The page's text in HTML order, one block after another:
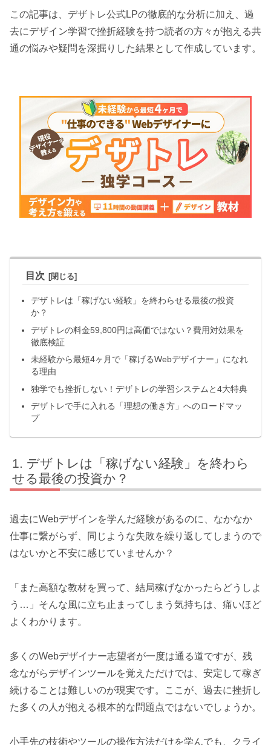
この記事は、デザトレ公式LPの徹底的な分析に加え、過
去にデザイン学習で挫折経験を持つ読者の方々が抱える共
通の悩みや疑問を深掘りした結果として作成しています。
目次
デザトレは「稼げない経験」を終わらせる最後の投資
か？
デザトレの料金59,800円は高価ではない？費用対効果を
徹底検証
未経験から最短4ヶ月で「稼げるWebデザイナー」になれ
る理由
独学でも挫折しない！デザトレの学習システムと4大特典
デザトレで手に入れる「理想の働き方」へのロードマッ
プ
デザトレは「稼げない経験」を終わら
せる最後の投資か？
過去にWebデザインを学んだ経験があるのに、なかなか
仕事に繋がらず、同じような失敗を繰り返してしまうので
はないかと不安に感じていませんか？
「また高額な教材を買って、結局稼げなかったらどうしよ
う…」そんな風に立ち止まってしまう気持ちは、痛いほど
よくわかります。
多くのWebデザイナー志望者が一度は通る道ですが、残
念ながらデザインツールを覚えただけでは、安定して稼ぎ
続けることは難しいのが現実です。ここが、過去に挫折し
た多くの人が抱える根本的な問題点ではないでしょうか。
小手先の技術やツールの操作方法だけを学んでも、クライ